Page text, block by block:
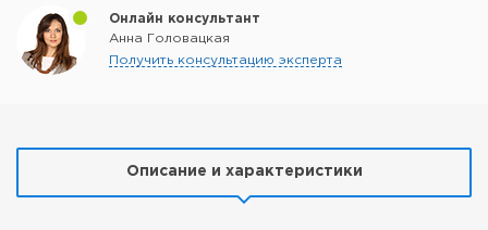
Онлайн консультант
Анна Головацкая
Получить консультацию эксперта
Описание и характеристики